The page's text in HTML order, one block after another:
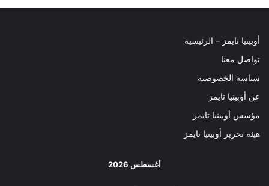
أوبينيا تايمز – الرئيسية
تواصل معنا
سياسة الخصوصية
عن أوبينيا تايمز
مؤسس أوبينيا تايمز
هيئة تحرير أوبينيا تايمز
أغسطس 2026